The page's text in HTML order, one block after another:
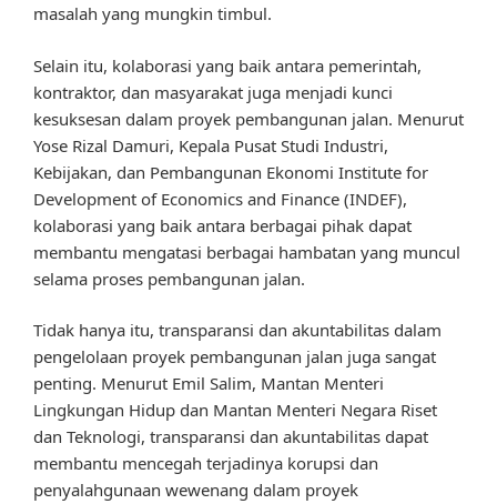
masalah yang mungkin timbul.
Selain itu, kolaborasi yang baik antara pemerintah,
kontraktor, dan masyarakat juga menjadi kunci
kesuksesan dalam proyek pembangunan jalan. Menurut
Yose Rizal Damuri, Kepala Pusat Studi Industri,
Kebijakan, dan Pembangunan Ekonomi Institute for
Development of Economics and Finance (INDEF),
kolaborasi yang baik antara berbagai pihak dapat
membantu mengatasi berbagai hambatan yang muncul
selama proses pembangunan jalan.
Tidak hanya itu, transparansi dan akuntabilitas dalam
pengelolaan proyek pembangunan jalan juga sangat
penting. Menurut Emil Salim, Mantan Menteri
Lingkungan Hidup dan Mantan Menteri Negara Riset
dan Teknologi, transparansi dan akuntabilitas dapat
membantu mencegah terjadinya korupsi dan
penyalahgunaan wewenang dalam proyek